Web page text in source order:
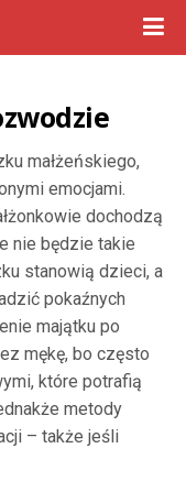
małżeńskiego,
emocjami.
dochodzą
nie będzie takie
stanowią dzieci, a
pokaźnych
majątku po
mękę, bo często
które potrafią
metody
– także jeśli